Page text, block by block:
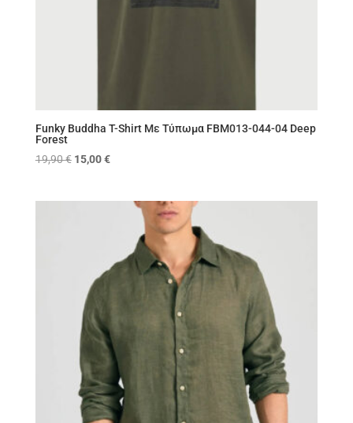
Funky Buddha T-Shirt Με Τύπωμα FBM013-044-04 Deep
Forest
19,90€ Original
15,00€Η
15,00 €.